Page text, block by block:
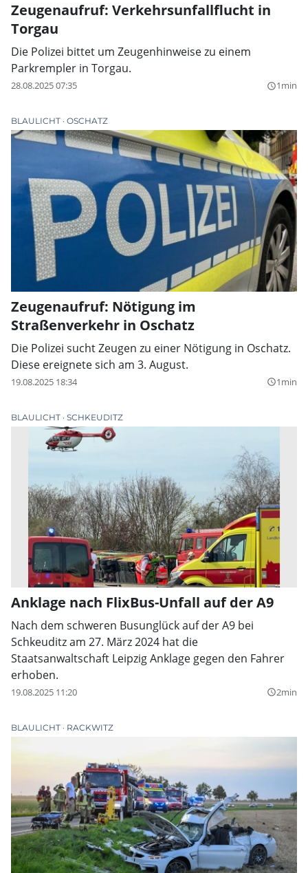
Zeugenaufruf: Verkehrsunfallflucht in
Torgau
Die Polizei bittet um Zeugenhinweise zu einem
Parkrempler in Torgau.
28.08.2025 07:35 query_builder1min
BLAULICHT OSCHATZ
Zeugenaufruf: Nötigung im
Straßenverkehr in Oschatz
Die Polizei sucht Zeugen zu einer Nötigung in Oschatz.
Diese ereignete sich am 3. August.
19.08.2025 18:34 query_builder1min
BLAULICHT SCHKEUDITZ
Anklage nach FlixBus-Unfall auf der A9
Nach dem schweren Busunglück auf der A9 bei
Schkeuditz am 27. März 2024 hat die
Staatsanwaltschaft Leipzig Anklage gegen den Fahrer
erhoben.
19.08.2025 11:20 query_builder2min
BLAULICHT RACKWITZ